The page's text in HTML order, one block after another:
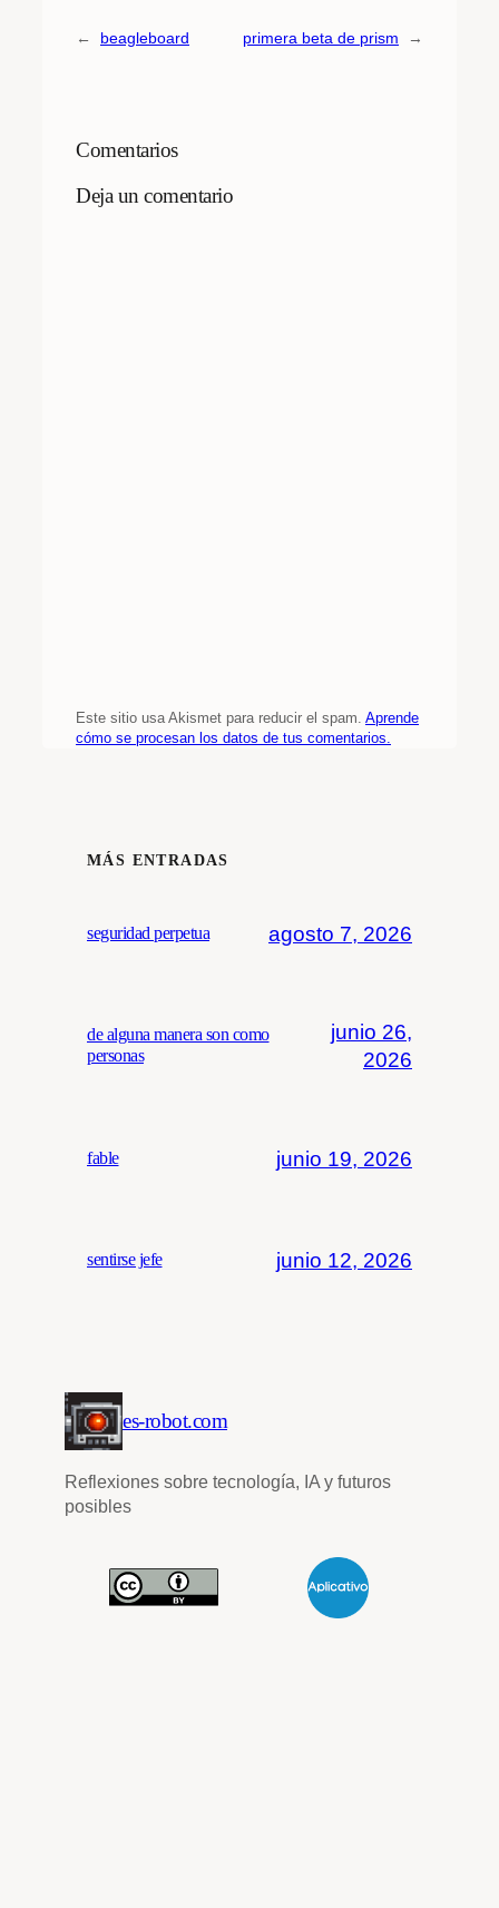
← beagleboard primera beta de prism →
Comentarios
Deja un comentario
Este sitio usa Akismet para reducir el spam. Aprende
cómo se procesan los datos de tus comentarios.
MÁS ENTRADAS
seguridad perpetua agosto 7, 2026
de alguna manera son como
personas
junio 26,
2026
fable junio 19, 2026
sentirse jefe junio 12, 2026
es-robot.com
Reflexiones sobre tecnología, IA y futuros
posibles